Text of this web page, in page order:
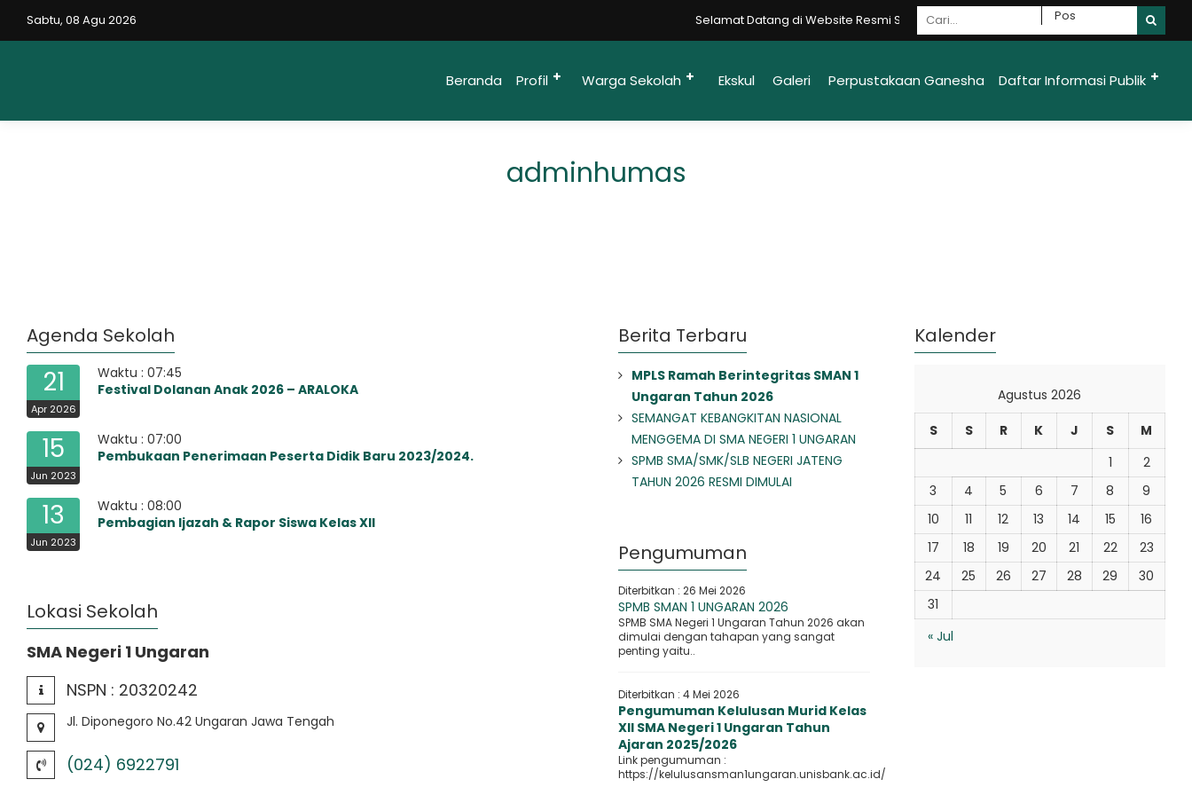
Sabtu, 08 Agu 2026 Selamat Datang di Website Resmi SMAN 1 Ungaran Moncer {Mandiri - Optimis -
Beranda Profil Warga Sekolah Ekskul Galeri Perpustakaan Ganesha Daftar Informasi Publik
adminhumas
Agenda Sekolah
21
Apr 2026
Waktu : 07:45
Festival Dolanan Anak 2026 – ARALOKA
15
Jun 2023
Waktu : 07:00
Pembukaan Penerimaan Peserta Didik Baru 2023/2024.
13
Jun 2023
Waktu : 08:00
Pembagian Ijazah & Rapor Siswa Kelas XII
Lokasi Sekolah
SMA Negeri 1 Ungaran
NSPN : 20320242
Jl. Diponegoro No.42 Ungaran Jawa Tengah
(024) 6922791
Berita Terbaru
MPLS Ramah Berintegritas SMAN 1
Ungaran Tahun 2026
SEMANGAT KEBANGKITAN NASIONAL
MENGGEMA DI SMA NEGERI 1 UNGARAN
SPMB SMA/SMK/SLB NEGERI JATENG
TAHUN 2026 RESMI DIMULAI
Pengumuman
Diterbitkan : 26 Mei 2026
SPMB SMAN 1 UNGARAN 2026
SPMB SMA Negeri 1 Ungaran Tahun 2026 akan
dimulai dengan tahapan yang sangat
penting yaitu..
Diterbitkan : 4 Mei 2026
Pengumuman Kelulusan Murid Kelas
XII SMA Negeri 1 Ungaran Tahun
Ajaran 2025/2026
Link pengumuman :
https://kelulusansman1ungaran.unisbank.ac.id/
Kalender
Agustus 2026
S
S R K J S
M
1
2
3
4 5 6 7 8
9
10
11 12 13 14 15
16
17
18 19 20 21 22
23
24
25 26 27 28 29
30
31
« Jul